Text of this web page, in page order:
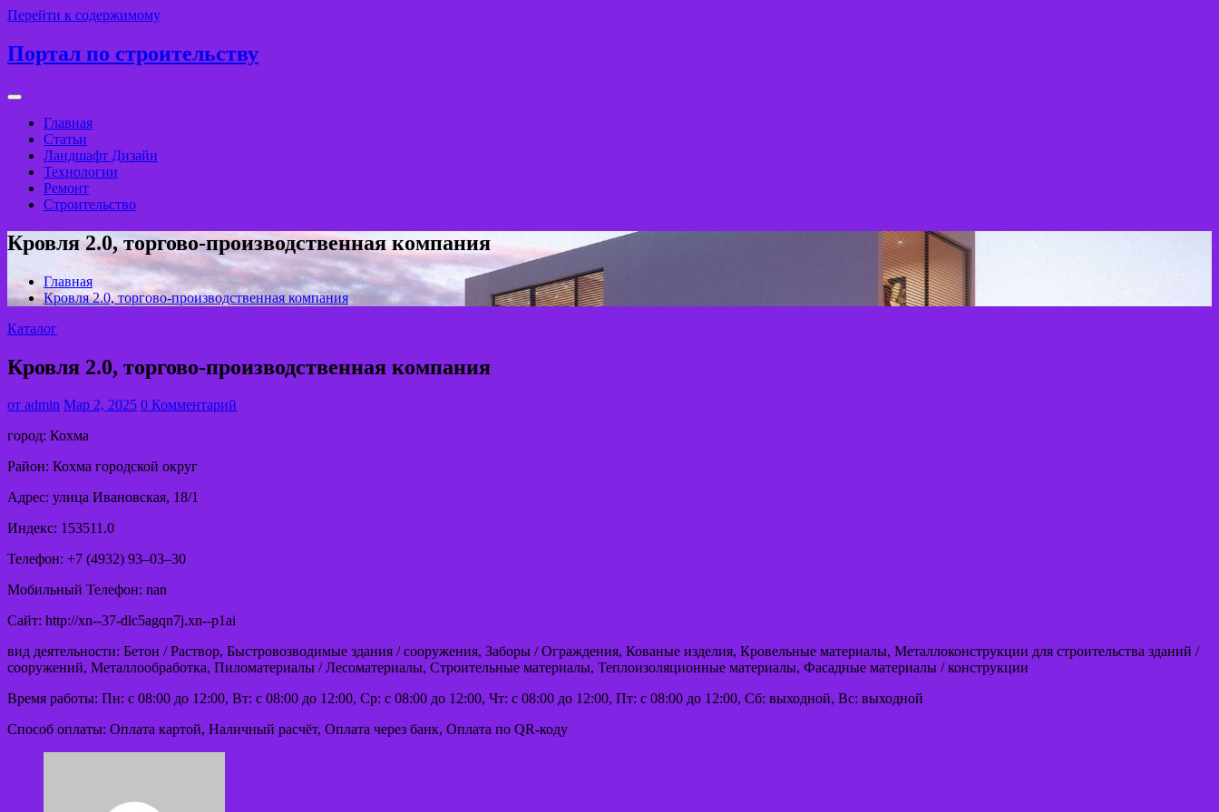
Перейти к содержимому
Портал по строительству
Главная
Статьи
Ландшафт Дизайн
Технологии
Ремонт
Строительство
Кровля 2.0, торгово-производственная компания
Главная
Кровля 2.0, торгово-производственная компания
Каталог
Кровля 2.0, торгово-производственная компания
от admin Мар 2, 2025 0 Комментарий
город: Кохма
Район: Кохма городской округ
Адрес: улица Ивановская, 18/1
Индекс: 153511.0
Телефон: +7 (4932) 93‒03‒30
Мобильный Телефон: nan
Сайт: http://xn--37-dlc5agqn7j.xn--p1ai
вид деятельности: Бетон / Раствор, Быстровозводимые здания / сооружения, Заборы / Ограждения, Кованые изделия, Кровельные материалы, Металлоконструкции для строительства зданий /
сооружений, Металлообработка, Пиломатериалы / Лесоматериалы, Строительные материалы, Теплоизоляционные материалы, Фасадные материалы / конструкции
Время работы: Пн: с 08:00 до 12:00, Вт: с 08:00 до 12:00, Ср: с 08:00 до 12:00, Чт: с 08:00 до 12:00, Пт: с 08:00 до 12:00, Сб: выходной, Вс: выходной
Способ оплаты: Оплата картой, Наличный расчёт, Оплата через банк, Оплата по QR-коду